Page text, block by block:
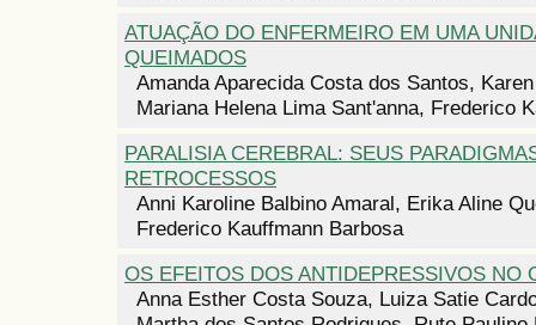
ATUAÇÃO DO ENFERMEIRO EM UMA
QUEIMADOS
Amanda Aparecida Costa dos Santos,
Mariana Helena Lima Sant'anna, Frederico
PARALISIA CEREBRAL: SEUS
RETROCESSOS
Anni Karoline Balbino Amaral, Erika Aline
Frederico Kauffmann Barbosa
OS EFEITOS DOS ANTIDEPRESSIVOS NO
Anna Esther Costa Souza, Luiza Satie